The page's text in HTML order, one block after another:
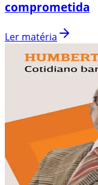
comprometida
Ler matéria